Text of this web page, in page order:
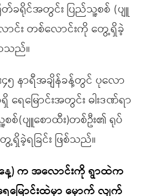
တ်ခရိုင်အတွင်း ပြည်သူ့စစ် (ပျူ
ာင်း တစ်လောင်းကို တွေ့ရှိခဲ့
သည်။
၅ နာရီအချိန်ခန့်တွင် ပုလော
ရေမြောင်းအတွင်း ဓါးဒဏ်ရာ
(ပျူစောထီး)တစ်ဦး၏ ရုပ်
ခဲ့ရခြင်း ဖြစ်သည်။
ေ့) က အလောင်းကို ရွာထဲက
ြောင်းထဲမှာ မှောက် လျက်